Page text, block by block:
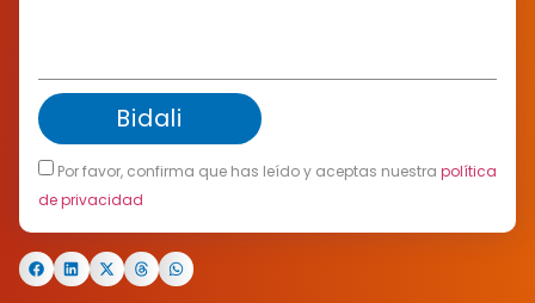
Por favor, confirma que has leído y aceptas nuestra política
de privacidad
Bidali
Alternative: